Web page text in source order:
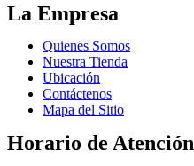
La Empresa
Quienes Somos
Nuestra Tienda
Ubicación
Contáctenos
Mapa del Sitio
Horario de Atención